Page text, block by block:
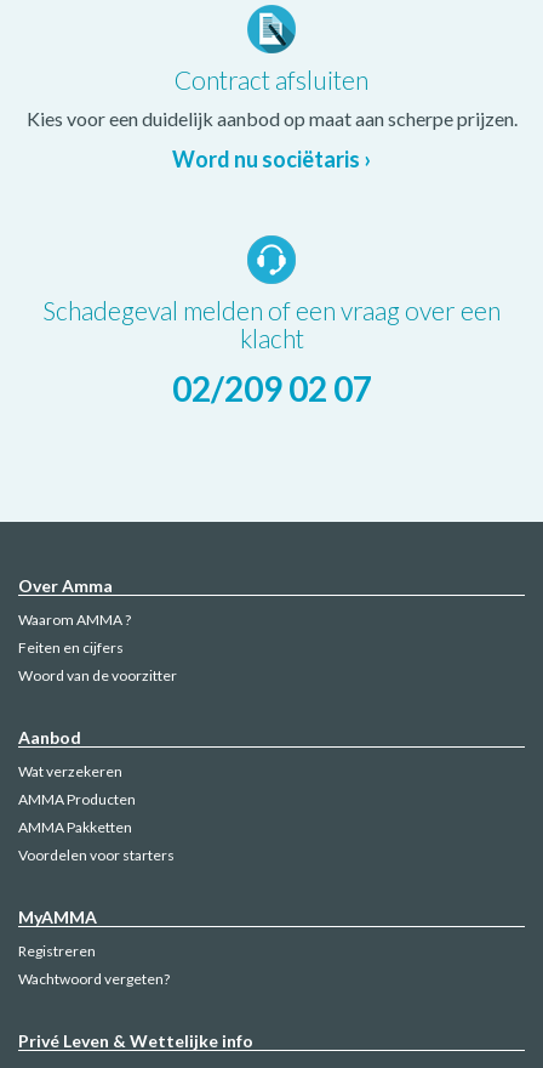
Contract afsluiten
Kies voor een duidelijk aanbod op maat aan scherpe prijzen.
Word nu sociëtaris ›
Schadegeval melden of een vraag over een
klacht
02/209 02 07
Over Amma
Waarom AMMA ?
Feiten en cijfers
Woord van de voorzitter
Aanbod
Wat verzekeren
AMMA Producten
AMMA Pakketten
Voordelen voor starters
MyAMMA
Registreren
Wachtwoord vergeten?
Privé Leven & Wettelijke info